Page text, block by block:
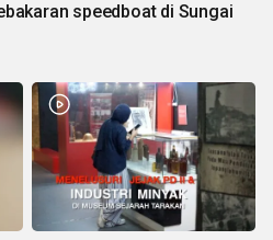
speedboat di Sungai